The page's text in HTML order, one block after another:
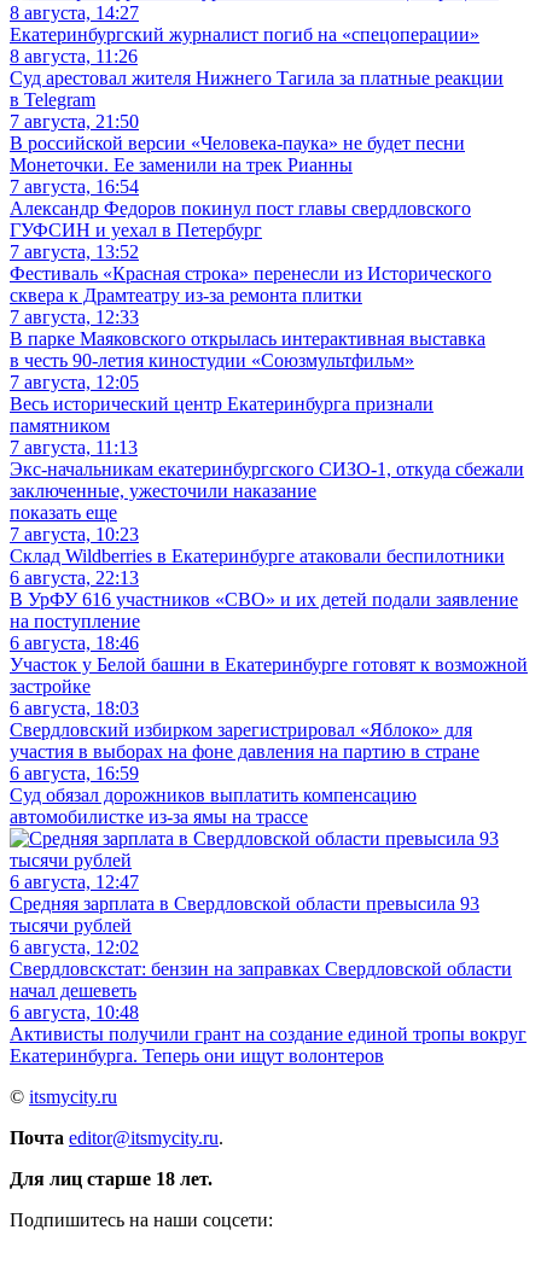
8 августа, 14:27
Екатеринбургский журналист погиб на «спецоперации»
8 августа, 11:26
Суд арестовал жителя Нижнего Тагила за платные реакции
в Telegram
7 августа, 21:50
В российской версии «Человека-паука» не будет песни
Монеточки. Ее заменили на трек Рианны
7 августа, 16:54
Александр Федоров покинул пост главы свердловского
ГУФСИН и уехал в Петербург
7 августа, 13:52
Фестиваль «Красная строка» перенесли из Исторического
сквера к Драмтеатру из-за ремонта плитки
7 августа, 12:33
В парке Маяковского открылась интерактивная выставка
в честь 90-летия киностудии «Союзмультфильм»
7 августа, 12:05
Весь исторический центр Екатеринбурга признали
памятником
7 августа, 11:13
Экс-начальникам екатеринбургского СИЗО-1, откуда сбежали
заключенные, ужесточили наказание
показать еще
7 августа, 10:23
Склад Wildberries в Екатеринбурге атаковали беспилотники
6 августа, 22:13
В УрФУ 616 участников «СВО» и их детей подали заявление
на поступление
6 августа, 18:46
Участок у Белой башни в Екатеринбурге готовят к возможной
застройке
6 августа, 18:03
Свердловский избирком зарегистрировал «Яблоко» для
участия в выборах на фоне давления на партию в стране
6 августа, 16:59
Суд обязал дорожников выплатить компенсацию
автомобилистке из-за ямы на трассе
6 августа, 12:47
Средняя зарплата в Свердловской области превысила 93
тысячи рублей
6 августа, 12:02
Свердловскстат: бензин на заправках Свердловской области
начал дешеветь
6 августа, 10:48
Активисты получили грант на создание единой тропы вокруг
Екатеринбурга. Теперь они ищут волонтеров
© itsmycity.ru
Почта editor@itsmycity.ru.
Для лиц старше 18 лет.
Подпишитесь на наши соцсети: